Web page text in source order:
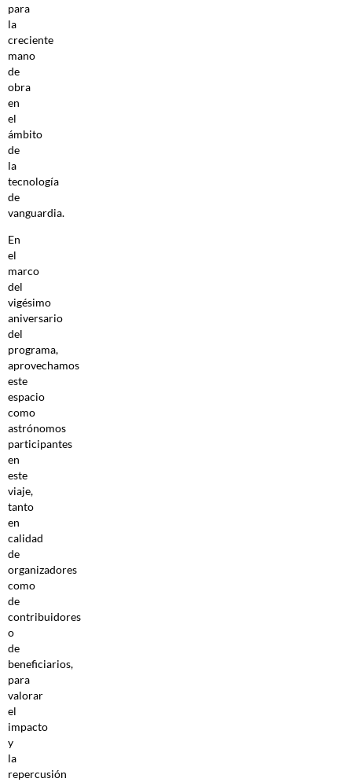
para
la
creciente
mano
de
obra
en
el
ámbito
de
la
tecnología
de
vanguardia.
En
el
marco
del
vigésimo
aniversario
del
programa,
aprovechamos
este
espacio
como
astrónomos
participantes
en
este
viaje,
tanto
en
calidad
de
organizadores
como
de
contribuidores
o
de
beneficiarios,
para
valorar
el
impacto
y
la
repercusión